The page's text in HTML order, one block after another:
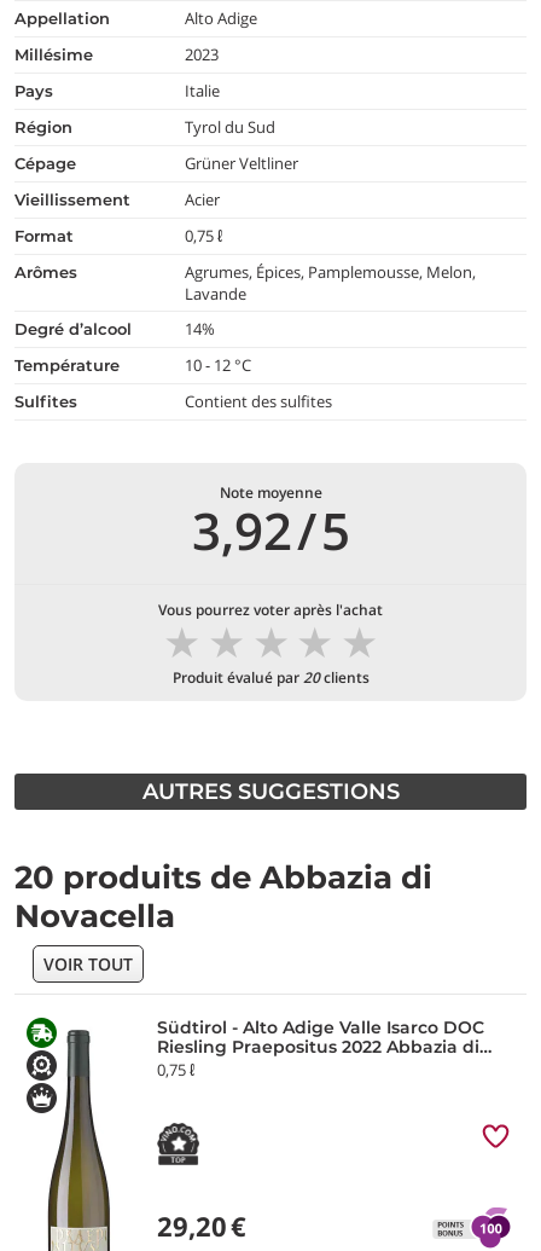
appellation Alto Adige
millésime 2023
pays Italie
région Tyrol du Sud
cépage Grüner Veltliner
vieillissement Acier
format 0,75 ℓ
arômes
Agrumes, Épices, Pamplemousse, Melon,
Lavande
degré d’alcool 14%
température 10 - 12 °C
Sulfites Contient des sulfites
Note moyenne
3,92/5
Vous pourrez voter après l'achat
★
★
★
★
★
Produit évalué par20clients
AUTRES SUGGESTIONS
20 produits de Abbazia di
Novacella
VOIR TOUT
Südtirol - Alto Adige Valle Isarco DOC
Riesling Praepositus 2022 Abbazia di
Novacella
0,75 ℓ
29,20€